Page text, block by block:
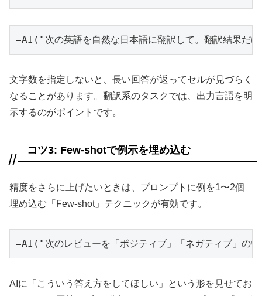
=AI("次の英語を自然な日本語に翻訳して。翻訳結果
文字数を指定しないと、長い回答が返ってセルが見づらく
なることがあります。翻訳系のタスクでは、出力言語を明
示するのがポイントです。
コツ3: Few-shotで例示を埋め込む
精度をさらに上げたいときは、プロンプトに例を1〜2個
埋め込む「Few-shot」テクニックが有効です。
=AI("次のレビューを「ポジティブ」「ネガティブ」の
AIに「こういう答え方をしてほしい」という形を見せてお